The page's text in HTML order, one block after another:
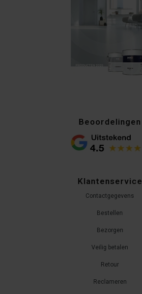
Beoordelingen
Klantenservice
Contactgegevens
Bestellen
Bezorgen
Veilig betalen
Retour
Reclameren